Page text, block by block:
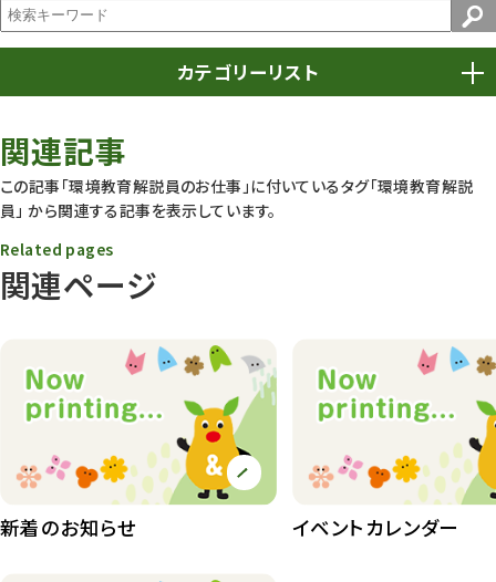
カテゴリーリスト
動物園
動物園長のZooコラム
動物園その他
407
植物園長の庭
植物園 その他 423
83
関連記事
この記事「環境教育解説員のお仕事」に付いているタグ「環境教育解説
員」 から関連する記事を表示しています。
関連ページ
Related pages
新着のお知らせ イベントカレンダー